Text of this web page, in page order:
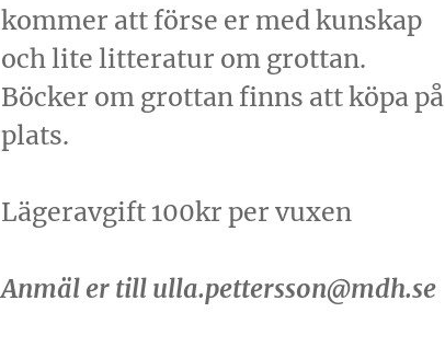
kommer att förse er med kunskap
och lite litteratur om grottan.
Böcker om grottan finns att köpa på
plats.
Lägeravgift 100kr per vuxen
Anmäl er till ulla.pettersson@mdh.se